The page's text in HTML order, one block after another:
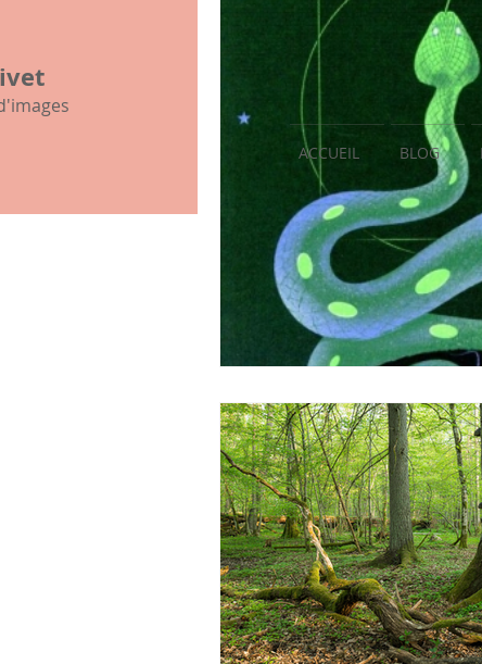
ACCUEIL BLOG
mon histoire familiale